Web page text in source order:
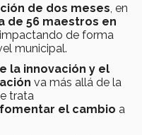
de dos meses , en
de 56 maestros en
, impactando de forma
municipal.
la innovación y el
va más allá de la
trata
el cambio a